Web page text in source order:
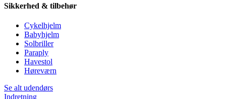
Sikkerhed & tilbehør
Cykelhjelm
Babyhjelm
Solbriller
Paraply
Havestol
Høreværn
Se alt udendørs
Indretning